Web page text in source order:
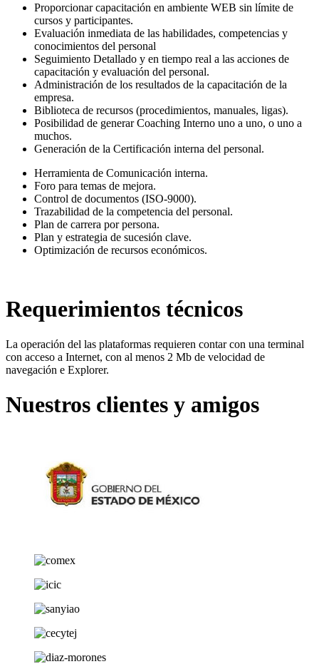
Proporcionar capacitación en ambiente WEB sin límite de
cursos y participantes.
Evaluación inmediata de las habilidades, competencias y
conocimientos del personal
Seguimiento Detallado y en tiempo real a las acciones de
capacitación y evaluación del personal.
Administración de los resultados de la capacitación de la
empresa.
Biblioteca de recursos (procedimientos, manuales, ligas).
Posibilidad de generar Coaching Interno uno a uno, o uno a
muchos.
Generación de la Certificación interna del personal.
Herramienta de Comunicación interna.
Foro para temas de mejora.
Control de documentos (ISO-9000).
Trazabilidad de la competencia del personal.
Plan de carrera por persona.
Plan y estrategia de sucesión clave.
Optimización de recursos económicos.
Requerimientos técnicos
La operación del las plataformas requieren contar con una terminal
con acceso a Internet, con al menos 2 Mb de velocidad de
navegación e Explorer.
Nuestros clientes y amigos